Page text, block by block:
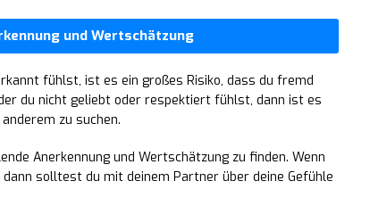
und Wertschätzung
fühlst, ist es ein großes Risiko, dass du fremd
du nicht geliebt oder respektiert fühlst, dann ist es
zu suchen.
Anerkennung und Wertschätzung zu finden. Wenn
solltest du mit deinem Partner über deine Gefühle